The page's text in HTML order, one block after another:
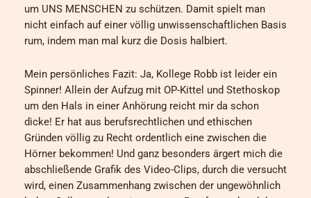
um UNS MENSCHEN zu schützen. Damit spielt man
nicht einfach auf einer völlig unwissenschaftlichen Basis
rum, indem man mal kurz die Dosis halbiert.
Mein persönliches Fazit: Ja, Kollege Robb ist leider ein
Spinner! Allein der Aufzug mit OP-Kittel und Stethoskop
um den Hals in einer Anhörung reicht mir da schon
dicke! Er hat aus berufsrechtlichen und ethischen
Gründen völlig zu Recht ordentlich eine zwischen die
Hörner bekommen! Und ganz besonders ärgert mich die
abschließende Grafik des Video-Clips, durch die versucht
wird, einen Zusammenhang zwischen der ungewöhnlich